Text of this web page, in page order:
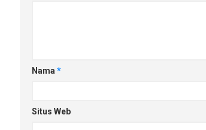
Nama *
Situs Web